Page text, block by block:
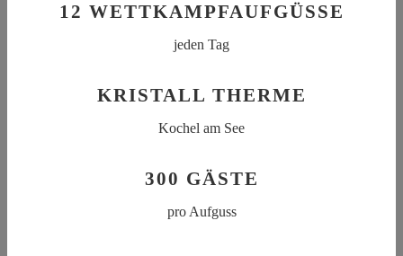
12 WETTKAMPFAUFGÜSSE
jeden Tag
KRISTALL THERME
Kochel am See
300 GÄSTE
pro Aufguss